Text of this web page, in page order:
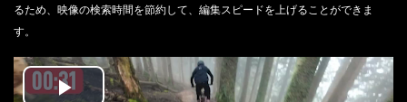
るため、映像の検索時間を節約して、編集スピードを上げることができま
す。